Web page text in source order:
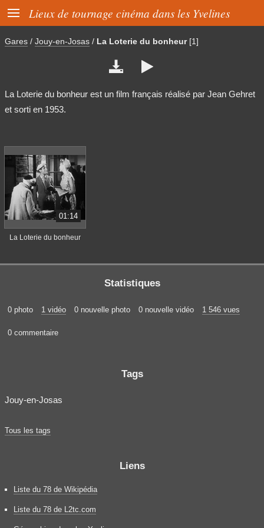
 Lieux de tournage cinéma dans les Yvelines
Gares / Jouy-en-Josas / La Loterie du bonheur [1]
 
La Loterie du bonheur est un film français réalisé par Jean Gehret
et sorti en 1953.
01:14
La Loterie du bonheur
Statistiques
0 photo 1 vidéo 0 nouvelle photo 0 nouvelle vidéo 1 546 vues
0 commentaire
Tags
Jouy-en-Josas
Tous les tags
Liens
Liste du 78 de Wikipédia
Liste du 78 de L2tc.com